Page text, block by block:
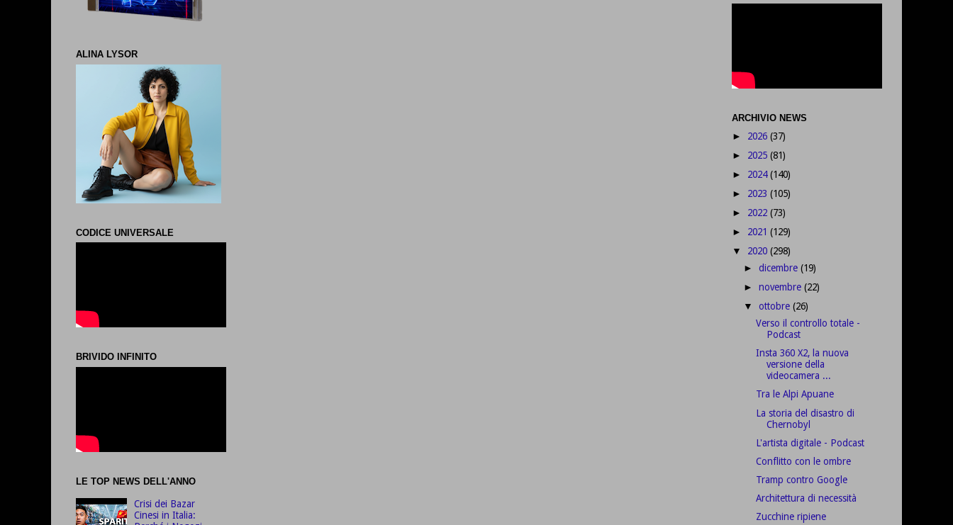
ALINA LYSOR
CODICE UNIVERSALE
BRIVIDO INFINITO
LE TOP NEWS DELL'ANNO
Crisi dei Bazar
Cinesi in Italia:
ARCHIVIO NEWS
► 2026 (37)
► 2025 (81)
► 2024(140)
► 2023 (105)
► 2022 (73)
► 2021 (129)
▼ 2020 (298)
►dicembre(19)
►novembre(22)
▼ottobre(26)
Verso il controllo totale -
Podcast
Insta 360 X2, la nuova
versione della
videocamera ...
Tra le Alpi Apuane
La storia del disastro di
Chernobyl
L'artista digitale - Podcast
Conflitto con le ombre
Tramp contro Google
Architettura di necessità
Zucchine ripiene